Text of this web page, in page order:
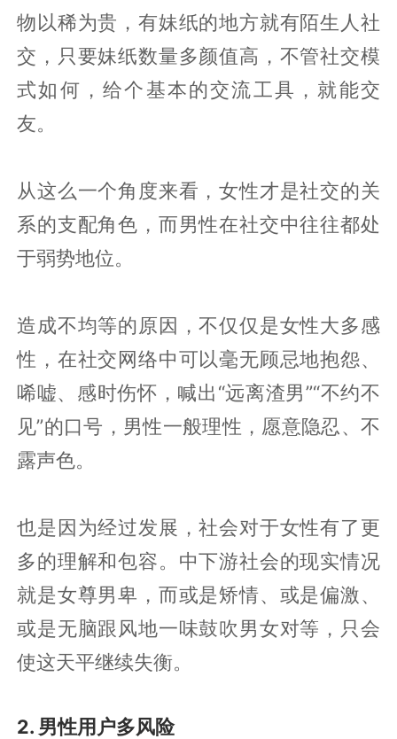
物以稀为贵，有妹纸的地方就有陌生人社
交，只要妹纸数量多颜值高，不管社交模
式如何，给个基本的交流工具，就能交
友。
从这么一个角度来看，女性才是社交的关
系的支配角色，而男性在社交中往往都处
于弱势地位。
造成不均等的原因，不仅仅是女性大多感
性，在社交网络中可以毫无顾忌地抱怨、
唏嘘、感时伤怀，喊出“远离渣男”“不约不
见”的口号，男性一般理性，愿意隐忍、不
露声色。
也是因为经过发展，社会对于女性有了更
多的理解和包容。中下游社会的现实情况
就是女尊男卑，而或是矫情、或是偏激、
或是无脑跟风地一味鼓吹男女对等，只会
使这天平继续失衡。
2. 男性用户多风险